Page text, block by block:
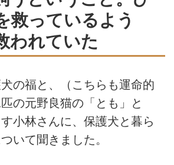
救っているよう
われていた
の福と、（こちらも運命的
の元野良猫の「とも」と
す小林さんに、保護犬と暮ら
いて聞きました。